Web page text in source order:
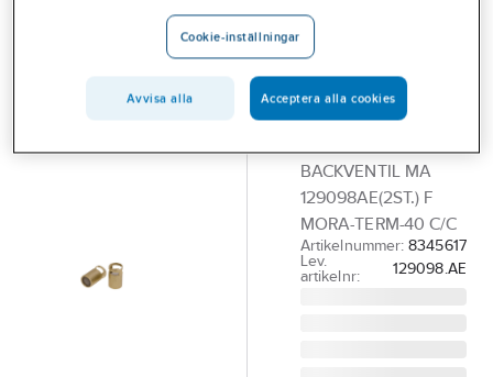
Backventilsats
40 c/c
termostat till
Mora
BACKVENTIL MA
129098AE(2ST.) F
MORA-TERM-40 C/C
Artikelnummer: 8345617
Lev.
artikelnr:
129098.AE
Cookie-inställningar
Avvisa alla Acceptera alla cookies